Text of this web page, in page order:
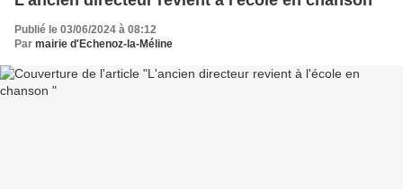
Publié le 03/06/2024 à 08:12
Par mairie d'Echenoz-la-Méline